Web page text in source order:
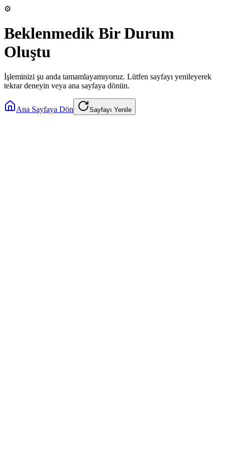
⚙️
Beklenmedik Bir Durum
Oluştu
İşleminizi şu anda tamamlayamıyoruz. Lütfen sayfayı yenileyerek
tekrar deneyin veya ana sayfaya dönün.
Ana Sayfaya Dön Sayfayı Yenile